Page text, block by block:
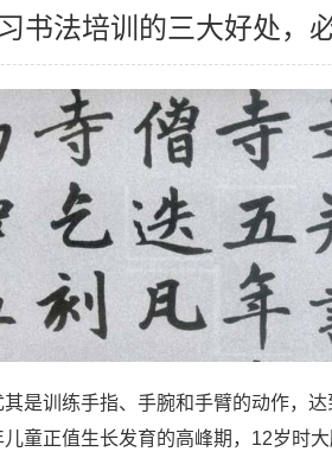
书法培训的三大好处，
训练手指、手腕和手臂的动作，达
童正值生长发育的高峰期，12岁时